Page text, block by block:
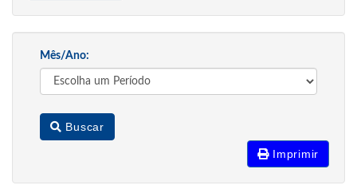
Mês/Ano:
Buscar
Imprimir